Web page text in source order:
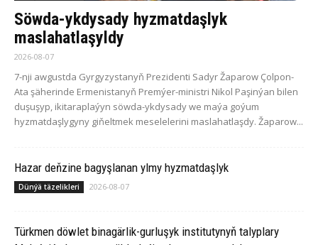
Söwda-ykdysady hyzmatdaşlyk
maslahatlaşyldy
2026-08-07
7-nji awgustda Gyrgyzystanyň Prezidenti Sadyr Žaparow Çolpon-
Ata şäherinde Ermenistanyň Premýer-ministri Nikol Paşinýan bilen
duşuşyp, ikitaraplaýyn söwda-ykdysady we maýa goýum
hyzmatdaşlygyny giňeltmek meselelerini maslahatlaşdy. Žaparow...
Hazar deňzine bagyşlanan ylmy hyzmatdaşlyk
Dünýä täzelikleri 2026-08-07
Türkmen döwlet binagärlik-gurluşyk institutynyň talyplary